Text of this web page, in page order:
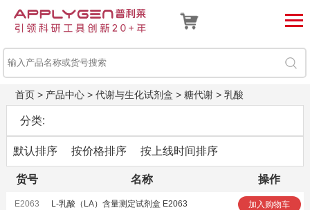
首页> 产品中心> 代谢与生化试剂盒 > 糖代谢> 乳酸
分类:
默认排序 按价格排序 按上线时间排序
货号 名称 操作
E2063 L-乳酸（LA）含量测定试剂盒 E2063 加入购物车